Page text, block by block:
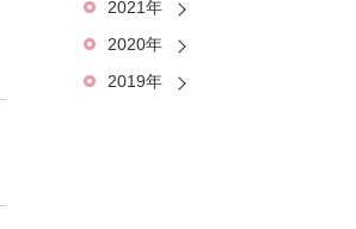
2021年
2020年
2019年